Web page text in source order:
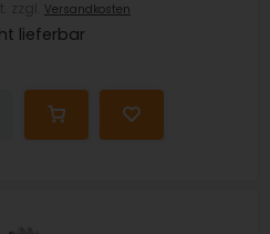
Versandkosten
lieferbar